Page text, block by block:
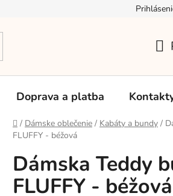
údajov Používanie súborov Cookies
Doprava a platba
Domov
/ Dámske oblečenie / Kabáty a bundy /
FLUFFY - béžová
Dámska Teddy
FLUFFY - béžová